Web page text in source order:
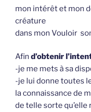
mon intérêt et mon
créature
dans mon Vouloir
Afin d’obtenir
-je me mets à sa
-je lui donne toutes
la connaissance de
de telle sorte